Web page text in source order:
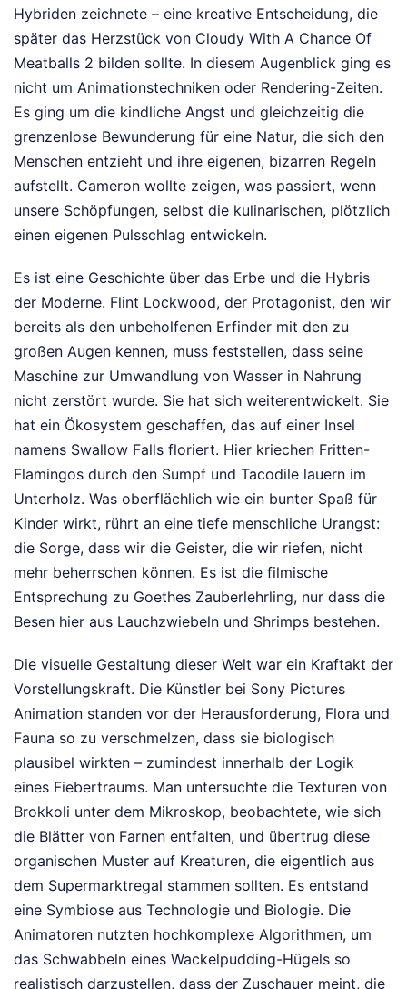
Hybriden zeichnete – eine kreative Entscheidung, die
später das Herzstück von Cloudy With A Chance Of
Meatballs 2 bilden sollte. In diesem Augenblick ging es
nicht um Animationstechniken oder Rendering-Zeiten.
Es ging um die kindliche Angst und gleichzeitig die
grenzenlose Bewunderung für eine Natur, die sich den
Menschen entzieht und ihre eigenen, bizarren Regeln
aufstellt. Cameron wollte zeigen, was passiert, wenn
unsere Schöpfungen, selbst die kulinarischen, plötzlich
einen eigenen Pulsschlag entwickeln.
Es ist eine Geschichte über das Erbe und die Hybris
der Moderne. Flint Lockwood, der Protagonist, den wir
bereits als den unbeholfenen Erfinder mit den zu
großen Augen kennen, muss feststellen, dass seine
Maschine zur Umwandlung von Wasser in Nahrung
nicht zerstört wurde. Sie hat sich weiterentwickelt. Sie
hat ein Ökosystem geschaffen, das auf einer Insel
namens Swallow Falls floriert. Hier kriechen Fritten-
Flamingos durch den Sumpf und Tacodile lauern im
Unterholz. Was oberflächlich wie ein bunter Spaß für
Kinder wirkt, rührt an eine tiefe menschliche Urangst:
die Sorge, dass wir die Geister, die wir riefen, nicht
mehr beherrschen können. Es ist die filmische
Entsprechung zu Goethes Zauberlehrling, nur dass die
Besen hier aus Lauchzwiebeln und Shrimps bestehen.
Die visuelle Gestaltung dieser Welt war ein Kraftakt der
Vorstellungskraft. Die Künstler bei Sony Pictures
Animation standen vor der Herausforderung, Flora und
Fauna so zu verschmelzen, dass sie biologisch
plausibel wirkten – zumindest innerhalb der Logik
eines Fiebertraums. Man untersuchte die Texturen von
Brokkoli unter dem Mikroskop, beobachtete, wie sich
die Blätter von Farnen entfalten, und übertrug diese
organischen Muster auf Kreaturen, die eigentlich aus
dem Supermarktregal stammen sollten. Es entstand
eine Symbiose aus Technologie und Biologie. Die
Animatoren nutzten hochkomplexe Algorithmen, um
das Schwabbeln eines Wackelpudding-Hügels so
realistisch darzustellen, dass der Zuschauer meint, die